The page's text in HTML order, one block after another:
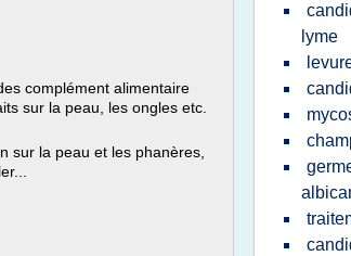
complément alimentaire
sur la peau, les ongles etc.
sur la peau et les phanères,
lyme